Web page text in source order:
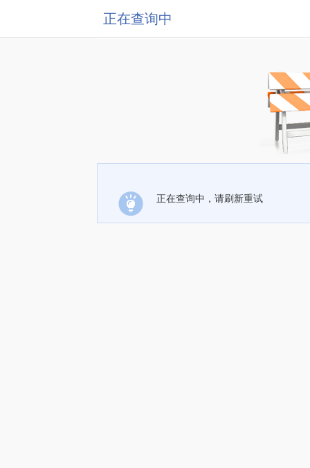
正在查询中
正在查询中，请刷新重试